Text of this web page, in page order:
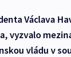
Václava
vyzvalo
vládu v